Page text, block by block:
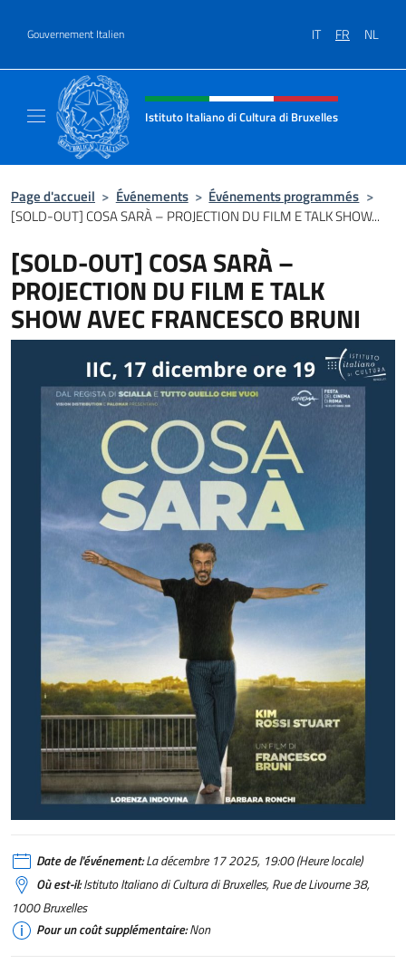
Gouvernement Italien IT FR NL
Site Web, social et en-tête de
Istituto Italiano di Cultura di Bruxelles
Page d'accueil > Événements > Événements programmés >
[SOLD-OUT] COSA SARÀ – PROJECTION DU FILM E TALK SHOW...
[SOLD-OUT] COSA SARÀ –
PROJECTION DU FILM E TALK
SHOW AVEC FRANCESCO BRUNI
Date de l'événement:La décembre 17 2025, 19:00 (Heure locale)
Où est-il:Istituto Italiano di Cultura di Bruxelles, Rue de Livourne 38,
1000 Bruxelles
Pour un coût supplémentaire:Non